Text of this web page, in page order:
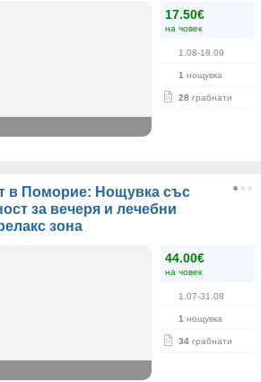
17.50€
на човек
1.08-18.09
1 нощувка
28 грабнати
в Поморие: Нощувка със
за вечеря и лечебни
зона
44.00€
на човек
1.07-31.08
1 нощувка
34 грабнати